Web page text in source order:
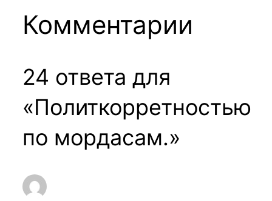
Комментарии
24 ответа для
«Политкорретностью
по мордасам.»